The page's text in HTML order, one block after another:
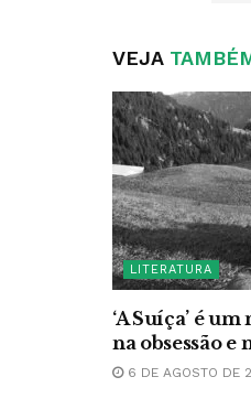
VEJA
LITERATURA
‘A Suíça’ é
na obsessão e
6 DE AGOSTO DE